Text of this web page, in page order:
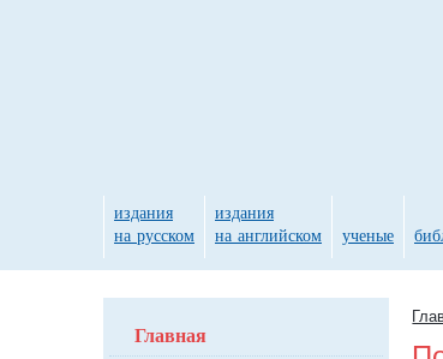
Главная
издания
на русском
издания
на английском
ученые